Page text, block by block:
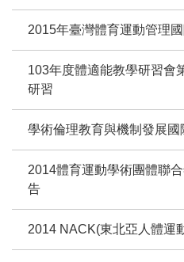
2015年臺灣體育運動管理
103年度體適能教學研習會
研習
學術倫理教育與機制發展國
2014體育運動學術團體聯
告
2014 NACK(東北亞人體運